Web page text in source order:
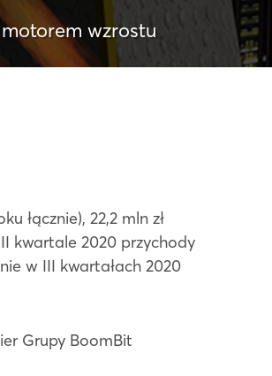
wzrostu
łącznie), 22,2 mln zł
kwartale 2020 przychody
w III kwartałach 2020
Grupy BoomBit